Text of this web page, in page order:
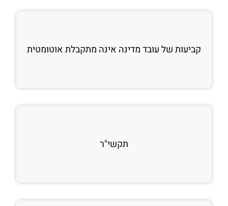
קביעות של עובד מדינה אינה מתקבלת אוטומטית
תקשי"ר